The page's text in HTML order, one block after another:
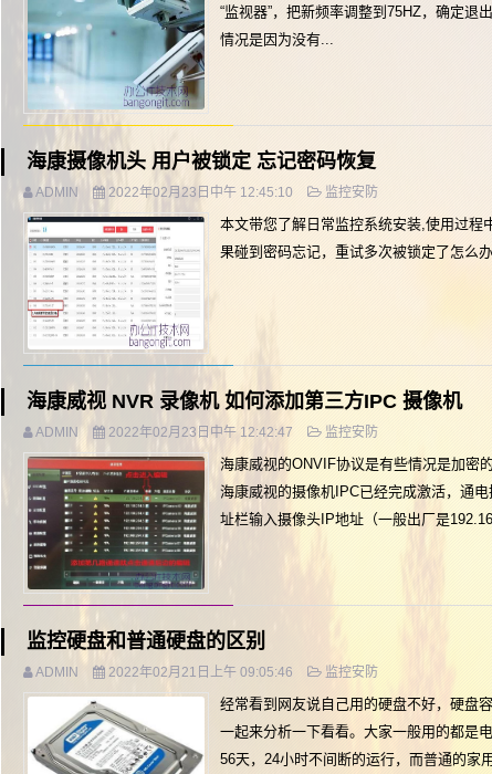
“监视器”，把新频率调整到75HZ，确定
情况是因为没有...
海康摄像机头 用户被锁定 忘记密码恢复
ADMIN 2022年02月23日中午 12:45:10 监控安防
本文带您了解日常监控系统安装,使用过
果碰到密码忘记，重试多次被锁定了
海康威视 NVR 录像机 如何添加第三方IPC 摄像机
ADMIN 2022年02月23日中午 12:42:47 监控安防
海康威视的ONVIF协议是有些情况是加密
海康威视的摄像机IPC已经完成激活，通
址栏输入摄像头IP地址（一般出厂是
监控硬盘和普通硬盘的区别
ADMIN 2022年02月21日上午 09:05:46 监控安防
经常看到网友说自己用的硬盘不好，硬盘
一起来分析一下看看。大家一般用的都是
56天，24小时不间断的运行，而普通的家